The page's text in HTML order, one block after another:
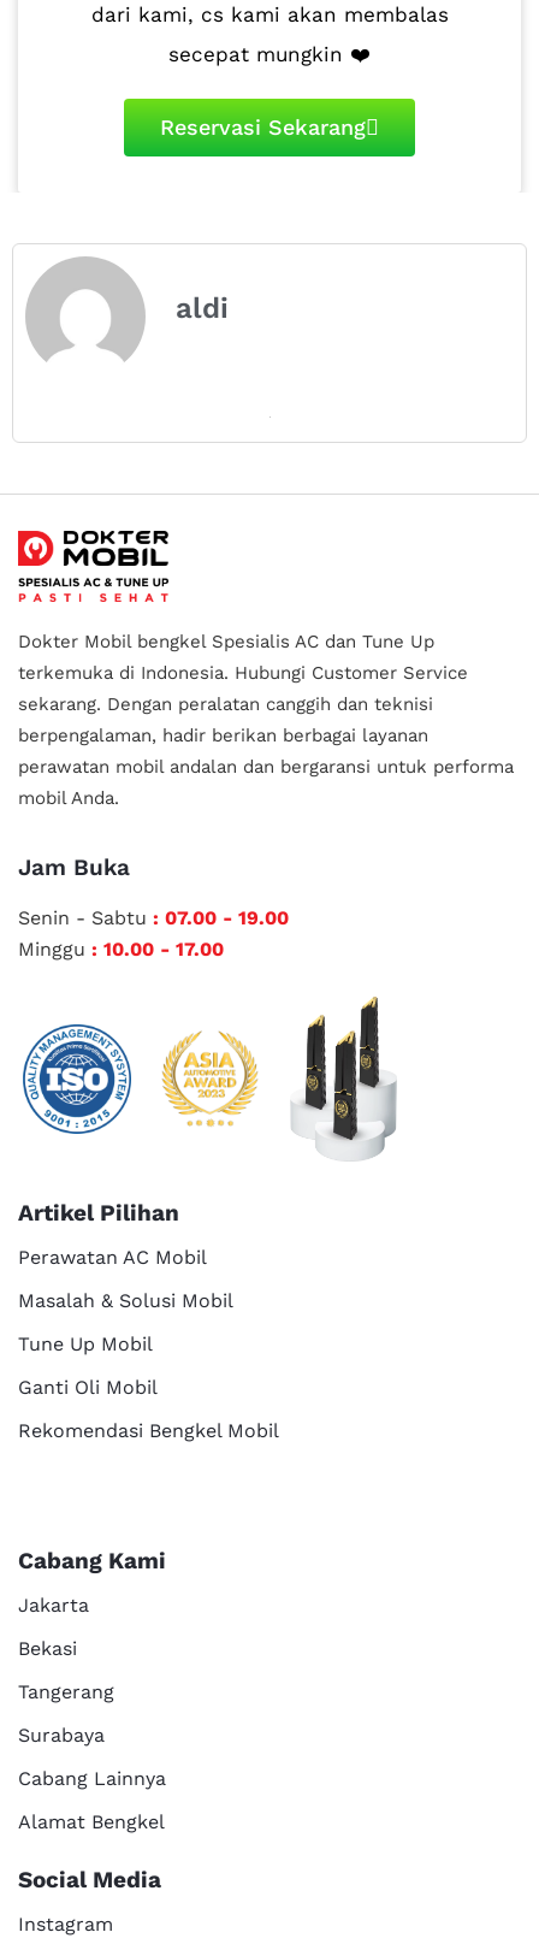
dari kami, cs kami akan membalas
secepat mungkin ❤️
Reservasi Sekarang
aldi
Dokter Mobil bengkel Spesialis AC dan Tune Up
terkemuka di Indonesia. Hubungi Customer Service
sekarang. Dengan peralatan canggih dan teknisi
berpengalaman, hadir berikan berbagai layanan
perawatan mobil andalan dan bergaransi untuk performa
mobil Anda.
Jam Buka
Senin - Sabtu : 07.00 - 19.00
Minggu : 10.00 - 17.00
Artikel Pilihan
Perawatan AC Mobil
Masalah & Solusi Mobil
Tune Up Mobil
Ganti Oli Mobil
Rekomendasi Bengkel Mobil
Cabang Kami
Jakarta
Bekasi
Tangerang
Surabaya
Cabang Lainnya
Alamat Bengkel
Social Media
Instagram